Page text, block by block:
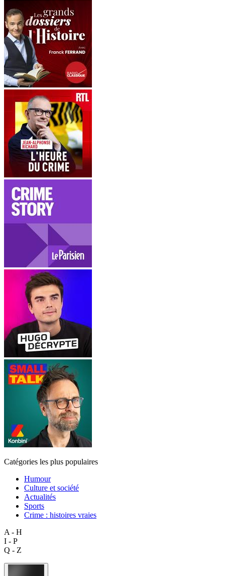
Catégories les plus populaires
Humour
Culture et société
Actualités
Sports
Crime : histoires vraies
A - H
I - P
Q - Z